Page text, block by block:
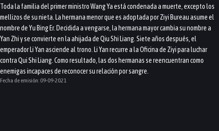
Toda la familia del primer ministro Wang Ya está condenada a muerte, excepto los
mellizos de su nieta. La hermana menor que es adoptada por Ziyi Bureau asume el
nombre de Yu Bing Er. Decidida a vengarse, la hermana mayor cambia su nombre a
Yan Zhi y se convierte en la ahijada de Qiu Shi Liang. Siete años después, el
emperador Li Yan asciende al trono. Li Yan recurre a la Oficina de Ziyi para luchar
contra Qui Shi Liang. Como resultado, las dos hermanas se reencuentran como
enemigas incapaces de reconocer su relación por sangre.
Fecha de emisión: 09-09-2021